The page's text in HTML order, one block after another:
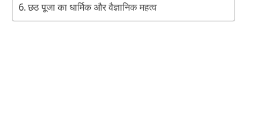
छठ पूजा का धार्मिक और वैज्ञानिक महत्व